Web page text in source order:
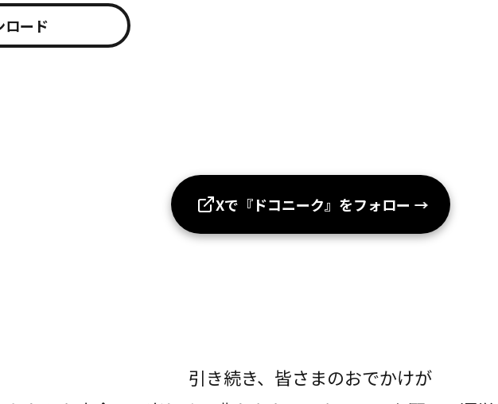
ロード
Xで『ドコニーク』をフォロー →
引き続き、皆さまのおでかけが